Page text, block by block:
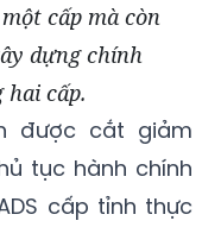
cấp mà còn
dựng chính
hai cấp.
được cắt giảm
tục hành chính
cấp tỉnh thực